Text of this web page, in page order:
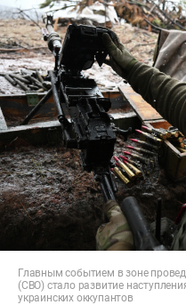
Главным событием в зоне
(СВО) стало развитие
украинских оккупантов